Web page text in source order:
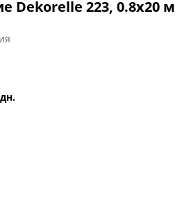
Dekorelle 223, 0.8x20 м